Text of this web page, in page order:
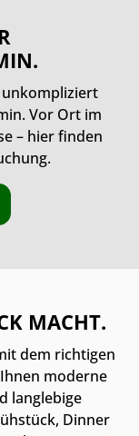
unkompliziert
Vor Ort im
– hier finden
MACHT.
dem richtigen
moderne
langlebige
Dinner